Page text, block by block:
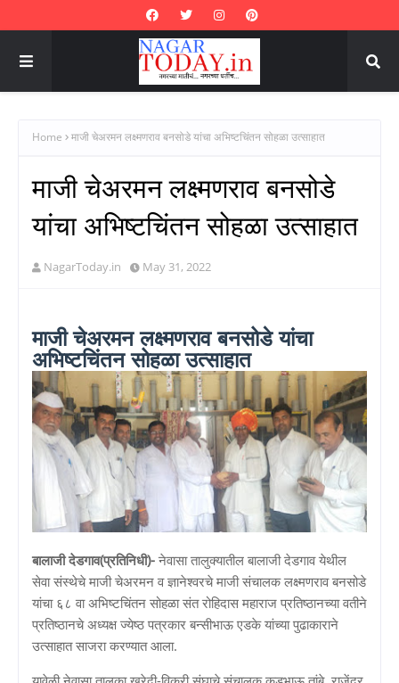
Home माजी चेअरमन लक्ष्मणराव बनसोडे यांचा अभिष्टचिंतन सोहळा उत्साहात
माजी चेअरमन लक्ष्मणराव बनसोडे
यांचा अभिष्टचिंतन सोहळा उत्साहात
NagarToday.in May 31, 2022
माजी चेअरमन लक्ष्मणराव बनसोडे यांचा
अभिष्टचिंतन सोहळा उत्साहात
बालाजी देडगाव(प्रतिनिधी)- नेवासा तालुक्यातील बालाजी देडगाव येथील
सेवा संस्थेचे माजी चेअरमन व ज्ञानेश्वरचे माजी संचालक लक्ष्मणराव बनसोडे
यांचा ६८ वा अभिष्टचिंतन सोहळा संत रोहिदास महाराज प्रतिष्ठानच्या वतीने
प्रतिष्ठानचे अध्यक्ष ज्येष्ठ पत्रकार बन्सीभाऊ एडके यांच्या पुढाकाराने
उत्साहात साजरा करण्यात आला.